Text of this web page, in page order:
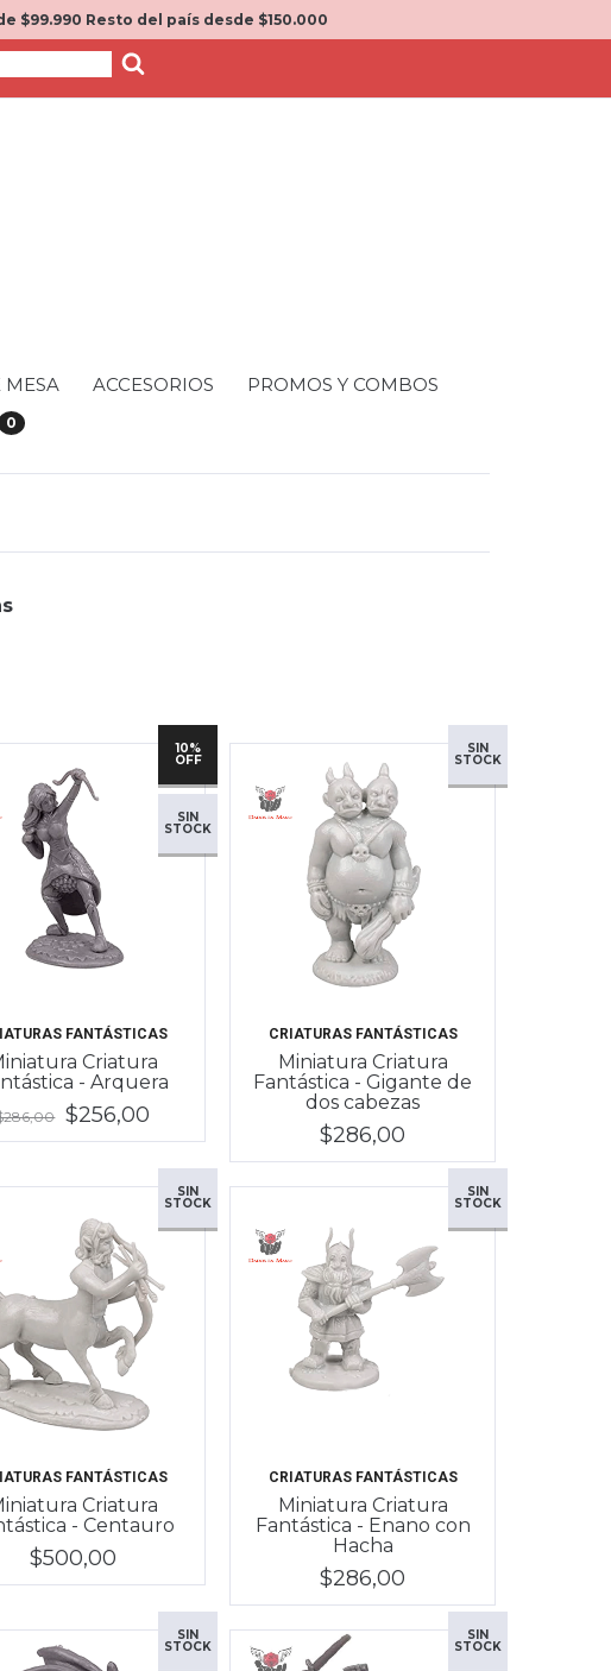
$99.990 Resto del país desde $150.000
MESA ACCESORIOS PROMOS Y COMBOS
0
10%
OFF
SIN
STOCK
FANTÁSTICAS
Criatura
- Arquera
$256,00
SIN
STOCK
CRIATURAS FANTÁSTICAS
Miniatura Criatura
Fantástica - Gigante de
dos cabezas
$286,00
SIN
STOCK
FANTÁSTICAS
Criatura
- Centauro
$500,00
SIN
STOCK
CRIATURAS FANTÁSTICAS
Miniatura Criatura
Fantástica - Enano con
Hacha
$286,00
SIN
STOCK
SIN
STOCK